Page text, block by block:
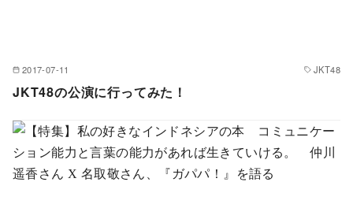
2017-07-11 JKT48
JKT48の公演に行ってみた！